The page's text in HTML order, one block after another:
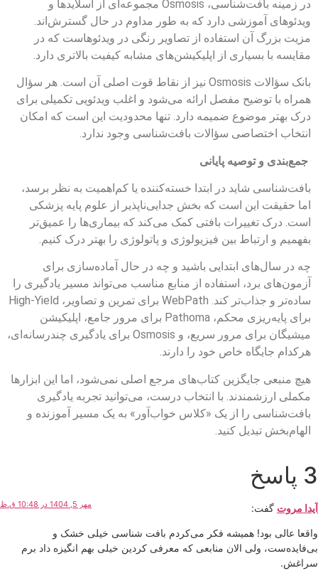
در زمینه بافت‌شناسی، Osmosis مجموعه‌ای از اسلایدها و
ویدئوهای آموزشی دارد که به طور مداوم در حال گسترش‌اند.
مزیت بزرگ آن استفاده از تصاویر رنگی در ویدئوهاست که در
مقایسه با بسیاری از اپلیکیشن‌های مشابه کیفیت بالاتری دارد.
بانک سؤالات Osmosis نیز از نقاط قوت اصلی آن است. هر سؤال
همراه با توضیح مفصل ارائه می‌شود و اغلب ویدئویی تکمیلی برای
درک بهتر موضوع ضمیمه دارد. تنها محدودیت این است که امکان
انتخاب اختصاصی سؤالات بافت‌شناسی وجود ندارد.
جمع‌بندی و توصیه پایانی
بافت‌شناسی شاید در ابتدا خسته‌کننده یا کم‌اهمیت به نظر برسد،
اما حقیقت این است که بخش جدایی‌ناپذیر از علوم پایه پزشکی
است. درک تغییرات بافتی کمک می‌کند که بیماری‌ها را عمیق‌تر
بفهمیم و ارتباط بین فیزیولوژی و پاتولوژی را بهتر درک کنیم.
چه در سال‌های ابتدایی باشید و چه در حال آماده‌سازی برای
آزمون‌های برد، استفاده از منابع مناسب می‌تواند مسیر یادگیری را
ساده‌تر و جذاب‌تر کند. WebPath برای تمرین و تصاویر، High-Yield
برای پایه‌ریزی محکم، Pathoma برای مرور جامع، اپلیکیشن
میشیگان برای مرور سریع، و Osmosis برای یادگیری چندرسانه‌ای،
هرکدام جایگاه خاص خود را دارند.
هیچ منبعی جایگزین کتاب‌های مرجع اصلی نمی‌شود، اما این ابزارها
مکملی ارزشمندند. با انتخاب درست، می‌توانید تجربه یادگیری
بافت‌شناسی را از یک «کلاس خواب‌آور» به یک مسیر آموزنده و
الهام‌بخش تبدیل کنید.
3 پاسخ
آیدا مروت گفت: مهر 5, 1404 در 10:48 ق.ظ
واقعا عالی بود! همیشه فکر می‌کردم بافت شناسی خیلی خشک و
بی‌فایده‌ست، ولی الان منابعی که معرفی کردین خیلی بهم انگیزه داد برم
سراغش.